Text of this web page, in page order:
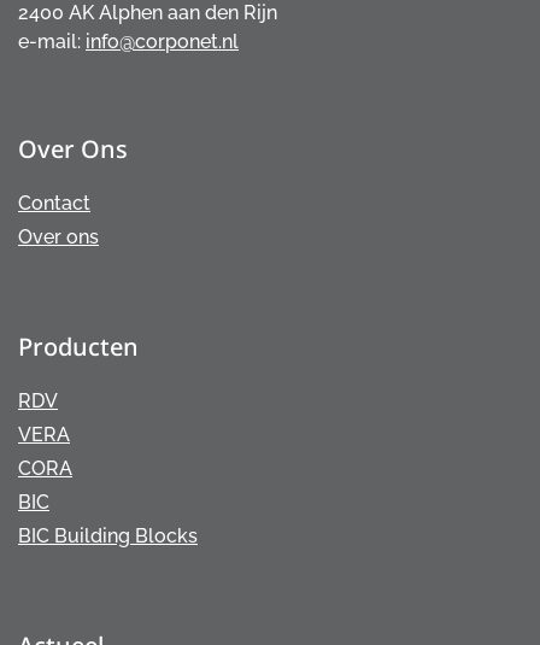
2400 AK Alphen aan den Rijn
e-mail: info@corponet.nl
Over Ons
Contact
Over ons
Producten
RDV
VERA
CORA
BIC
BIC Building Blocks